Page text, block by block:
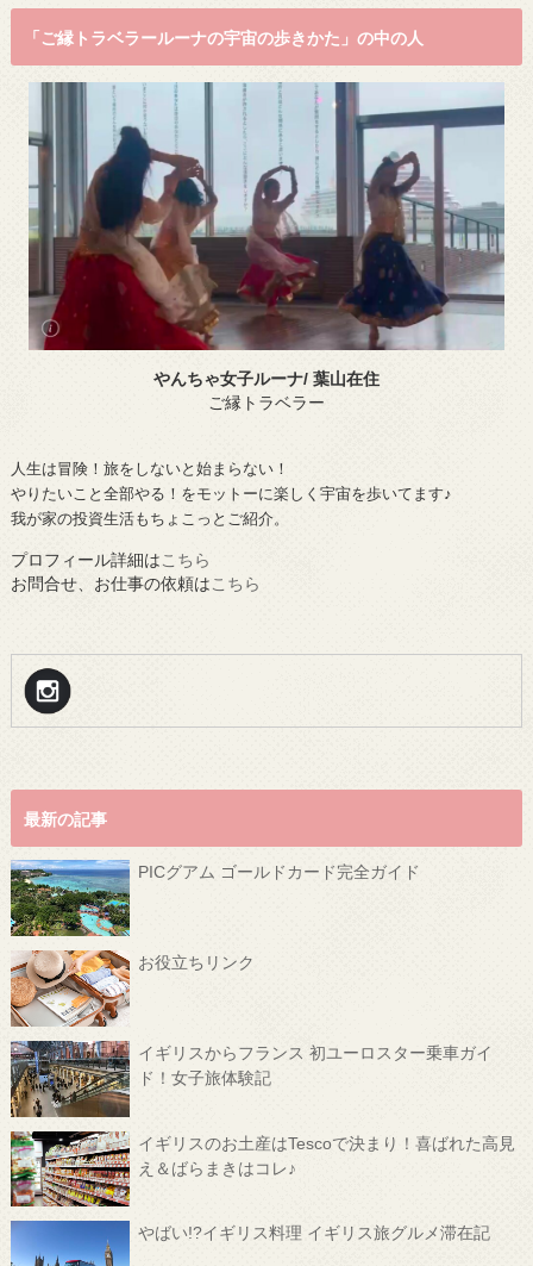
「ご縁トラベラールーナの宇宙の歩きかた」の中の人
やんちゃ女子ルーナ/ 葉山在住
ご縁トラベラー
人生は冒険！旅をしないと始まらない！
やりたいこと全部やる！をモットーに楽しく宇宙を歩いてます♪
我が家の投資生活もちょこっとご紹介。
プロフィール詳細はこちら
お問合せ、お仕事の依頼はこちら
最新の記事
PICグアム ゴールドカード完全ガイド
お役立ちリンク
イギリスからフランス 初ユーロスター乗車ガイ
ド！女子旅体験記
イギリスのお土産はTescoで決まり！喜ばれた高見
え＆ばらまきはコレ♪
やばい!?イギリス料理 イギリス旅グルメ滞在記